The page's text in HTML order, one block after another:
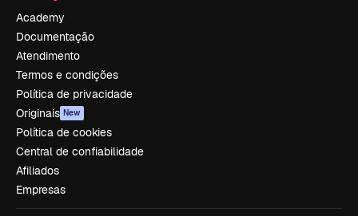
Academy
Documentação
Atendimento
Termos e condições
Política de privacidade
Originais New
Política de cookies
Central de confiabilidade
Afiliados
Empresas